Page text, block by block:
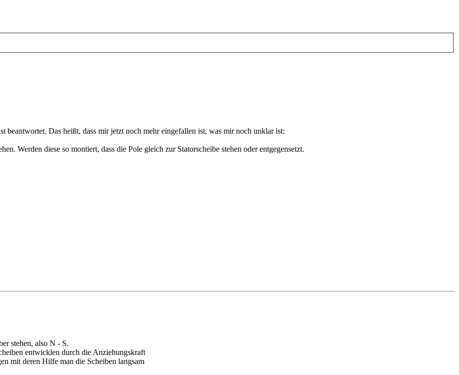
Das heißt, dass mir jetzt noch mehr eingefallen ist, was mir noch unklar ist:
Werden diese so montiert, dass die Pole gleich zur Statorscheibe stehen oder entgegensetzt.
stehen, also N - S.
entwicklen durch die Anziehungskraft
mit deren Hilfe man die Scheiben langsam